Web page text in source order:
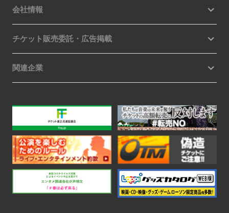
会社情報
チケット販売委託・広告掲載
関連企業